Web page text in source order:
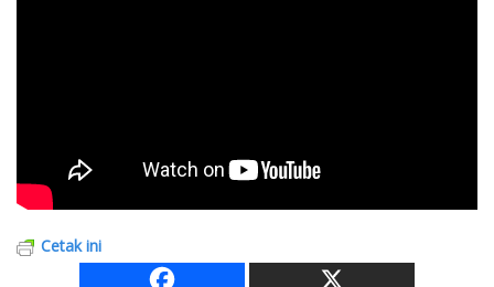
Cetak ini